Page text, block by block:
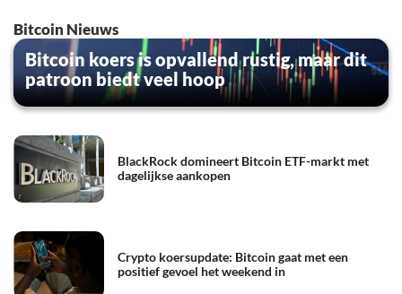
Bitcoin Nieuws
Bitcoin koers is opvallend rustig, maar dit
patroon biedt veel hoop
BlackRock domineert Bitcoin ETF-markt met
dagelijkse aankopen
Crypto koersupdate: Bitcoin gaat met een
positief gevoel het weekend in